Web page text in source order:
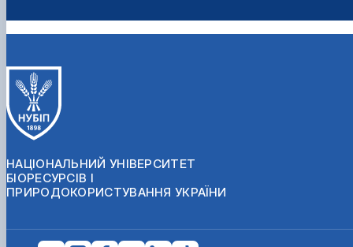
НАЦІОНАЛЬНИЙ УНІВЕРСИТЕТ
БІОРЕСУРСІВ І
ПРИРОДОКОРИСТУВАННЯ УКРАЇНИ